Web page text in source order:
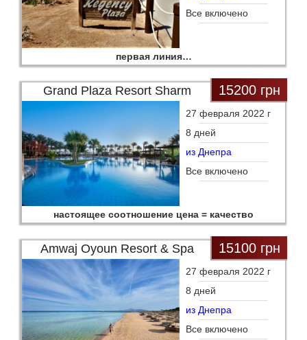
Все включено
первая линия…
Grand Plaza Resort Sharm 15200 грн
27 февраля 2022 г
8 дней
из Днепра
Все включено
настоящее соотношение цена = качество
Amwaj Oyoun Resort & Spa 15100 грн
27 февраля 2022 г
8 дней
из Днепра
Все включено